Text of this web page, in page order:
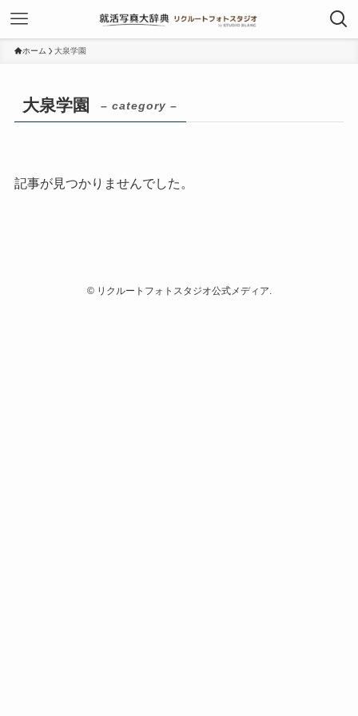
ホーム 大泉学園
大泉学園 – category –
記事が見つかりませんでした。
©リクルートフォトスタジオ公式メディア.